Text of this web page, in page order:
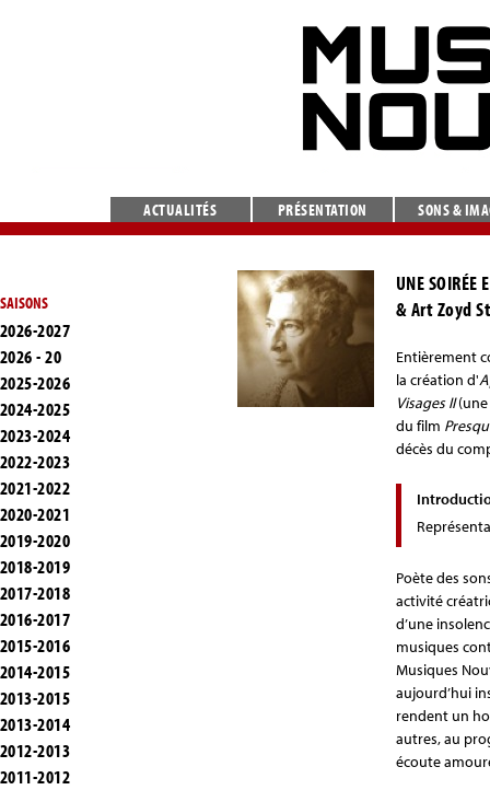
ACTUALITÉS PRÉSENTATION SONS &
SAISONS
2026-2027
2026 - 20
2025-2026
2024-2025
2023-2024
2022-2023
2021-2022
2020-2021
2019-2020
2018-2019
2017-2018
2016-2017
2015-2016
2014-2015
2013-2015
2013-2014
2012-2013
2011-2012
UNE SOIRÉE
& Art Zoyd
Entièrement
la création d'
Visages II(une
du film
décès du
Poète des
activité
d’une
musiques
Musiques
aujourd’hui
rendent un
autres, au
écoute